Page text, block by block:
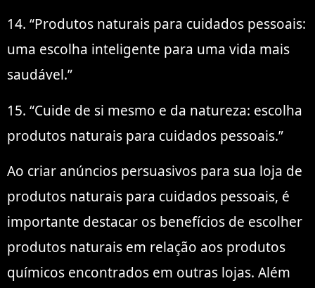
14. “Produtos naturais para cuidados pessoais:
uma escolha inteligente para uma vida mais
saudável.”
15. “Cuide de si mesmo e da natureza: escolha
produtos naturais para cuidados pessoais.”
Ao criar anúncios persuasivos para sua loja de
produtos naturais para cuidados pessoais, é
importante destacar os benefícios de escolher
produtos naturais em relação aos produtos
químicos encontrados em outras lojas. Além